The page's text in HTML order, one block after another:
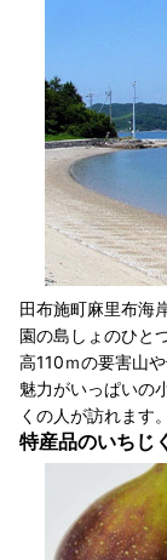
田布施町麻里布海
園の島しょのひと
高110ｍの要害山
魅力がいっぱいの
くの人が訪れます。
特産品のいちじく